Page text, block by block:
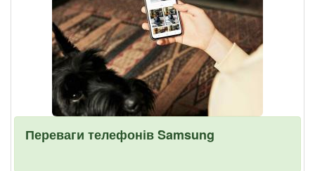
Переваги телефонів Samsung